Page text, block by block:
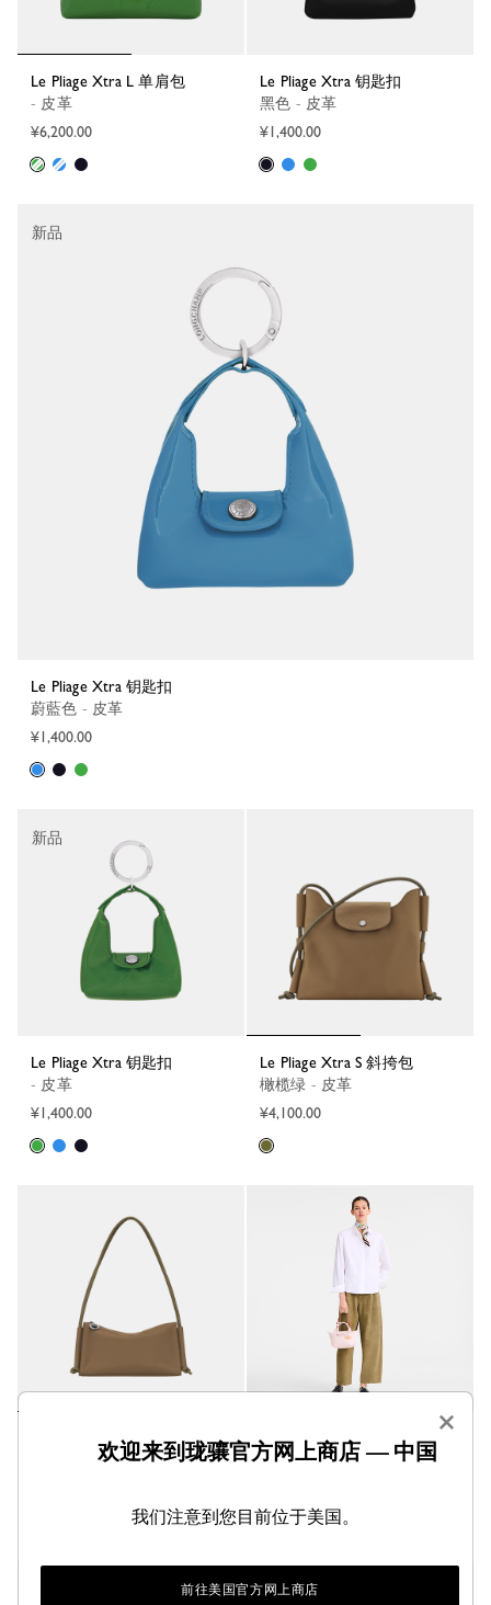
Le Pliage Xtra L 单肩包
- 皮革
¥6,200.00
Le Pliage Xtra 钥匙扣
黑色 - 皮革
¥1,400.00
Le Pliage Xtra 钥匙扣
蔚藍色 - 皮革
¥1,400.00
新品
Le Pliage Xtra 钥匙扣
- 皮革
¥1,400.00
新品
Le Pliage Xtra S 斜挎包
橄榄绿 - 皮革
¥4,100.00
Le Pliage Xtra M 单肩包
橄榄绿 - 皮革
Le Pliage Xtra XS 手提包
- 皮革
×
欢迎来到珑骧官方网上商店 — 中国
我们注意到您目前位于美国。
前往美国官方网上商店